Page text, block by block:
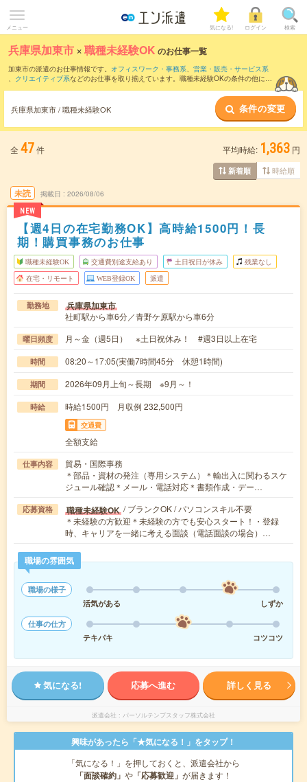
メニュー 気になる! ログイン 検索
兵庫県加東市 ×職種未経験OK のお仕事一覧
加東市の派遣のお仕事情報です。 オフィスワーク・事務系、 営業・販売・サービス系
、 クリエイティブ系などのお仕事を取り揃えています。職種未経験OKの条件の他に、
兵庫県加東市 / 職種未経験OK 条件の変更
全 47件 平均時給: 1,363 円
新着順 時給順
未読
NEW
掲載日 2026/08/06
【週4日の在宅勤務OK】高時給1500円！長
期！購買事務のお仕事
職種未経験OK 交通費別途支給あり 土日祝日が休み 残業なし
在宅・リモート WEB登録OK 派遣
勤務地 兵庫県加東市
社町駅から車6分／青野ケ原駅から車6分
曜日頻度 月～金（週5日） ※土日祝休み！ #週3日以上在宅
時間 08:20～17:05(実働7時間45分 休憩1時間)
期間 2026年09月上旬～長期 ※9月～！
時給 時給1500円 月収例 232,500円
交通費
全額支給
仕事内容
貿易・国際事務
＊部品・資材の発注（専用システム）＊輸出入に関わるスケ
ジュール確認＊メール・電話対応＊書類作成・デー…
応募資格 職種未経験OK / ブランクOK / パソコンスキル不要
＊未経験の方歓迎＊未経験の方でも安心スタート！・登録
時、キャリアを一緒に考える面談（電話面談の場合）…
職場の雰囲気
職場の様子
活気がある
しずか
仕事の仕方
テキパキ
コツコツ
気になる! 応募へ進む 詳しく見る
派遣会社 パーソルテンプスタッフ株式会社
興味があったら「★気になる！」をタップ！
「気になる！」を押しておくと、派遣会社から
「面談確約」 や 「応募歓迎」 が届きます！